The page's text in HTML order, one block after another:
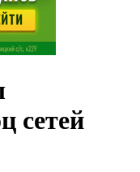
сетей